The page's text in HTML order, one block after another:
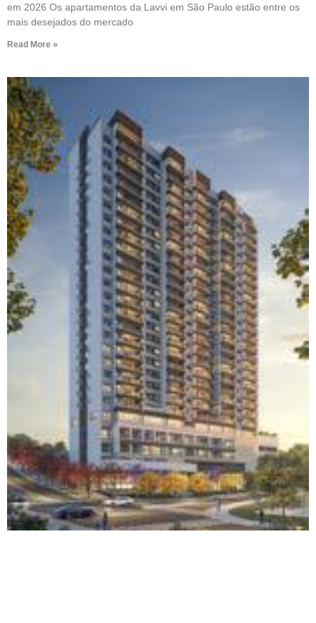
em 2026 Os apartamentos da Lavvi em São Paulo estão entre os
mais desejados do mercado
Read More »